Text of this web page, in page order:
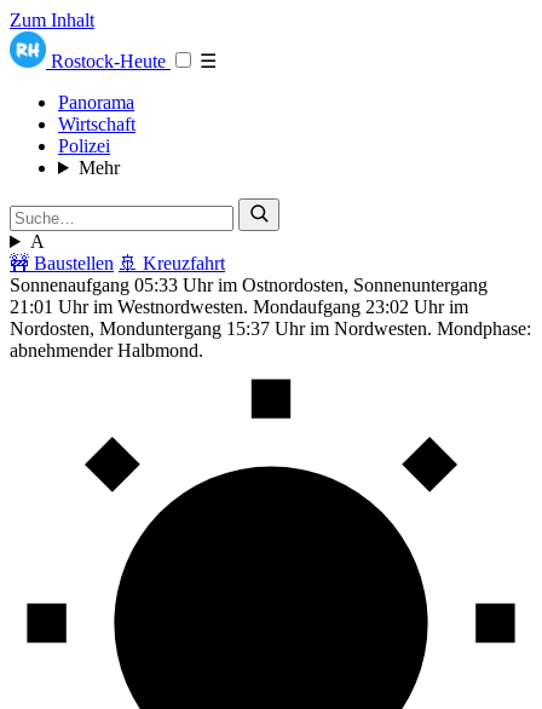
Zum Inhalt
Rostock-Heute
☰
Panorama
Wirtschaft
Polizei
Mehr
A
🚧 Baustellen 🚢 Kreuzfahrt
Sonnenaufgang 05:33 Uhr im Ostnordosten, Sonnenuntergang
21:01 Uhr im Westnordwesten. Mondaufgang 23:02 Uhr im
Nordosten, Monduntergang 15:37 Uhr im Nordwesten. Mondphase:
abnehmender Halbmond.